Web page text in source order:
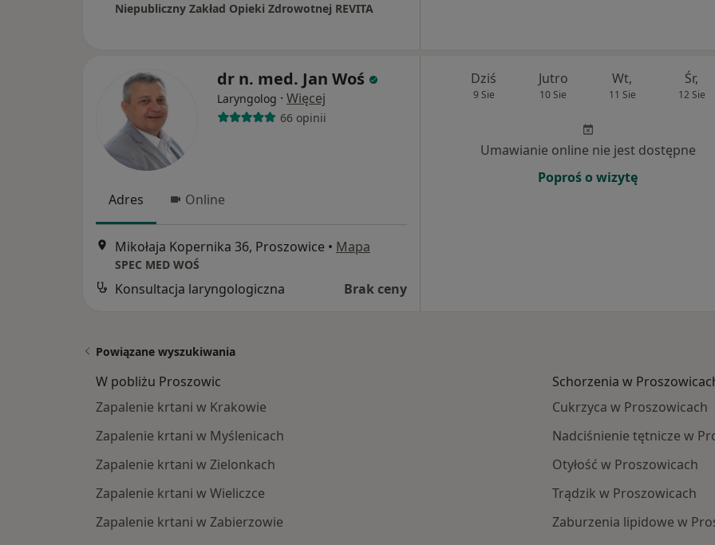
Niepubliczny Zakład Opieki Zdrowotnej REVITA
dr n. med. Jan Woś
Laryngolog · Więcej
66 opinii
Adres Online
Mikołaja Kopernika 36, Proszowice • Mapa
SPEC MED WOŚ
Konsultacja laryngologiczna Brak ceny
Dziś
9 Sie
Jutro
10 Sie
Wt,
11 Sie
Śr,
12 Sie
Umawianie online nie jest dostępne
Poproś o wizytę
Powiązane wyszukiwania
W pobliżu Proszowic
Zapalenie krtani w Krakowie
Zapalenie krtani w Myślenicach
Zapalenie krtani w Zielonkach
Zapalenie krtani w Wieliczce
Zapalenie krtani w Zabierzowie
Schorzenia w
Cukrzyca w Proszowicach
Nadciśnienie tętnicze w
Otyłość w Proszowicach
Trądzik w Proszowicach
Zaburzenia lipidowe w